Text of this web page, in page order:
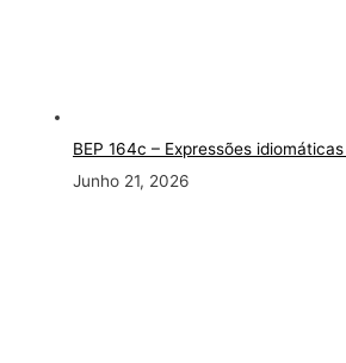
BEP 164c – Expressões
Junho 21, 2026